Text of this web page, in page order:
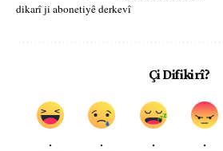
dikarî ji abonetiyê derkevî
Çi Difikirî?
. . . .